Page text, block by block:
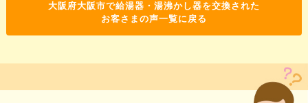
大阪府大阪市で給湯器・湯沸かし器を交換された
お客さまの声一覧に戻る